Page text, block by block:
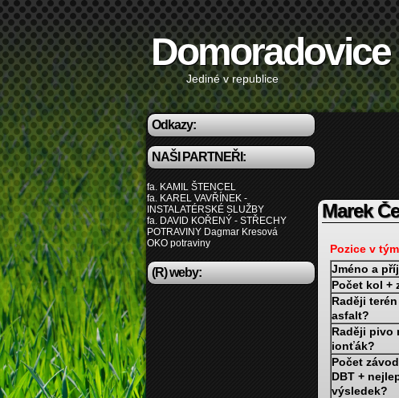
Domoradovice
Jediné v republice
Odkazy:
NAŠI PARTNEŘI:
fa. KAMIL ŠTENCEL
fa. KAREL VAVŘÍNEK -
INSTALATÉRSKÉ SLUŽBY
fa. DAVID KOŘENÝ - STŘECHY
POTRAVINY Dagmar Kresová
OKO potraviny
(R) weby:
Marek
Pozice v
Jméno a
Počet kol +
Raději
asfalt?
Raději pivo
ionťák?
Počet
DBT +
výsledek?